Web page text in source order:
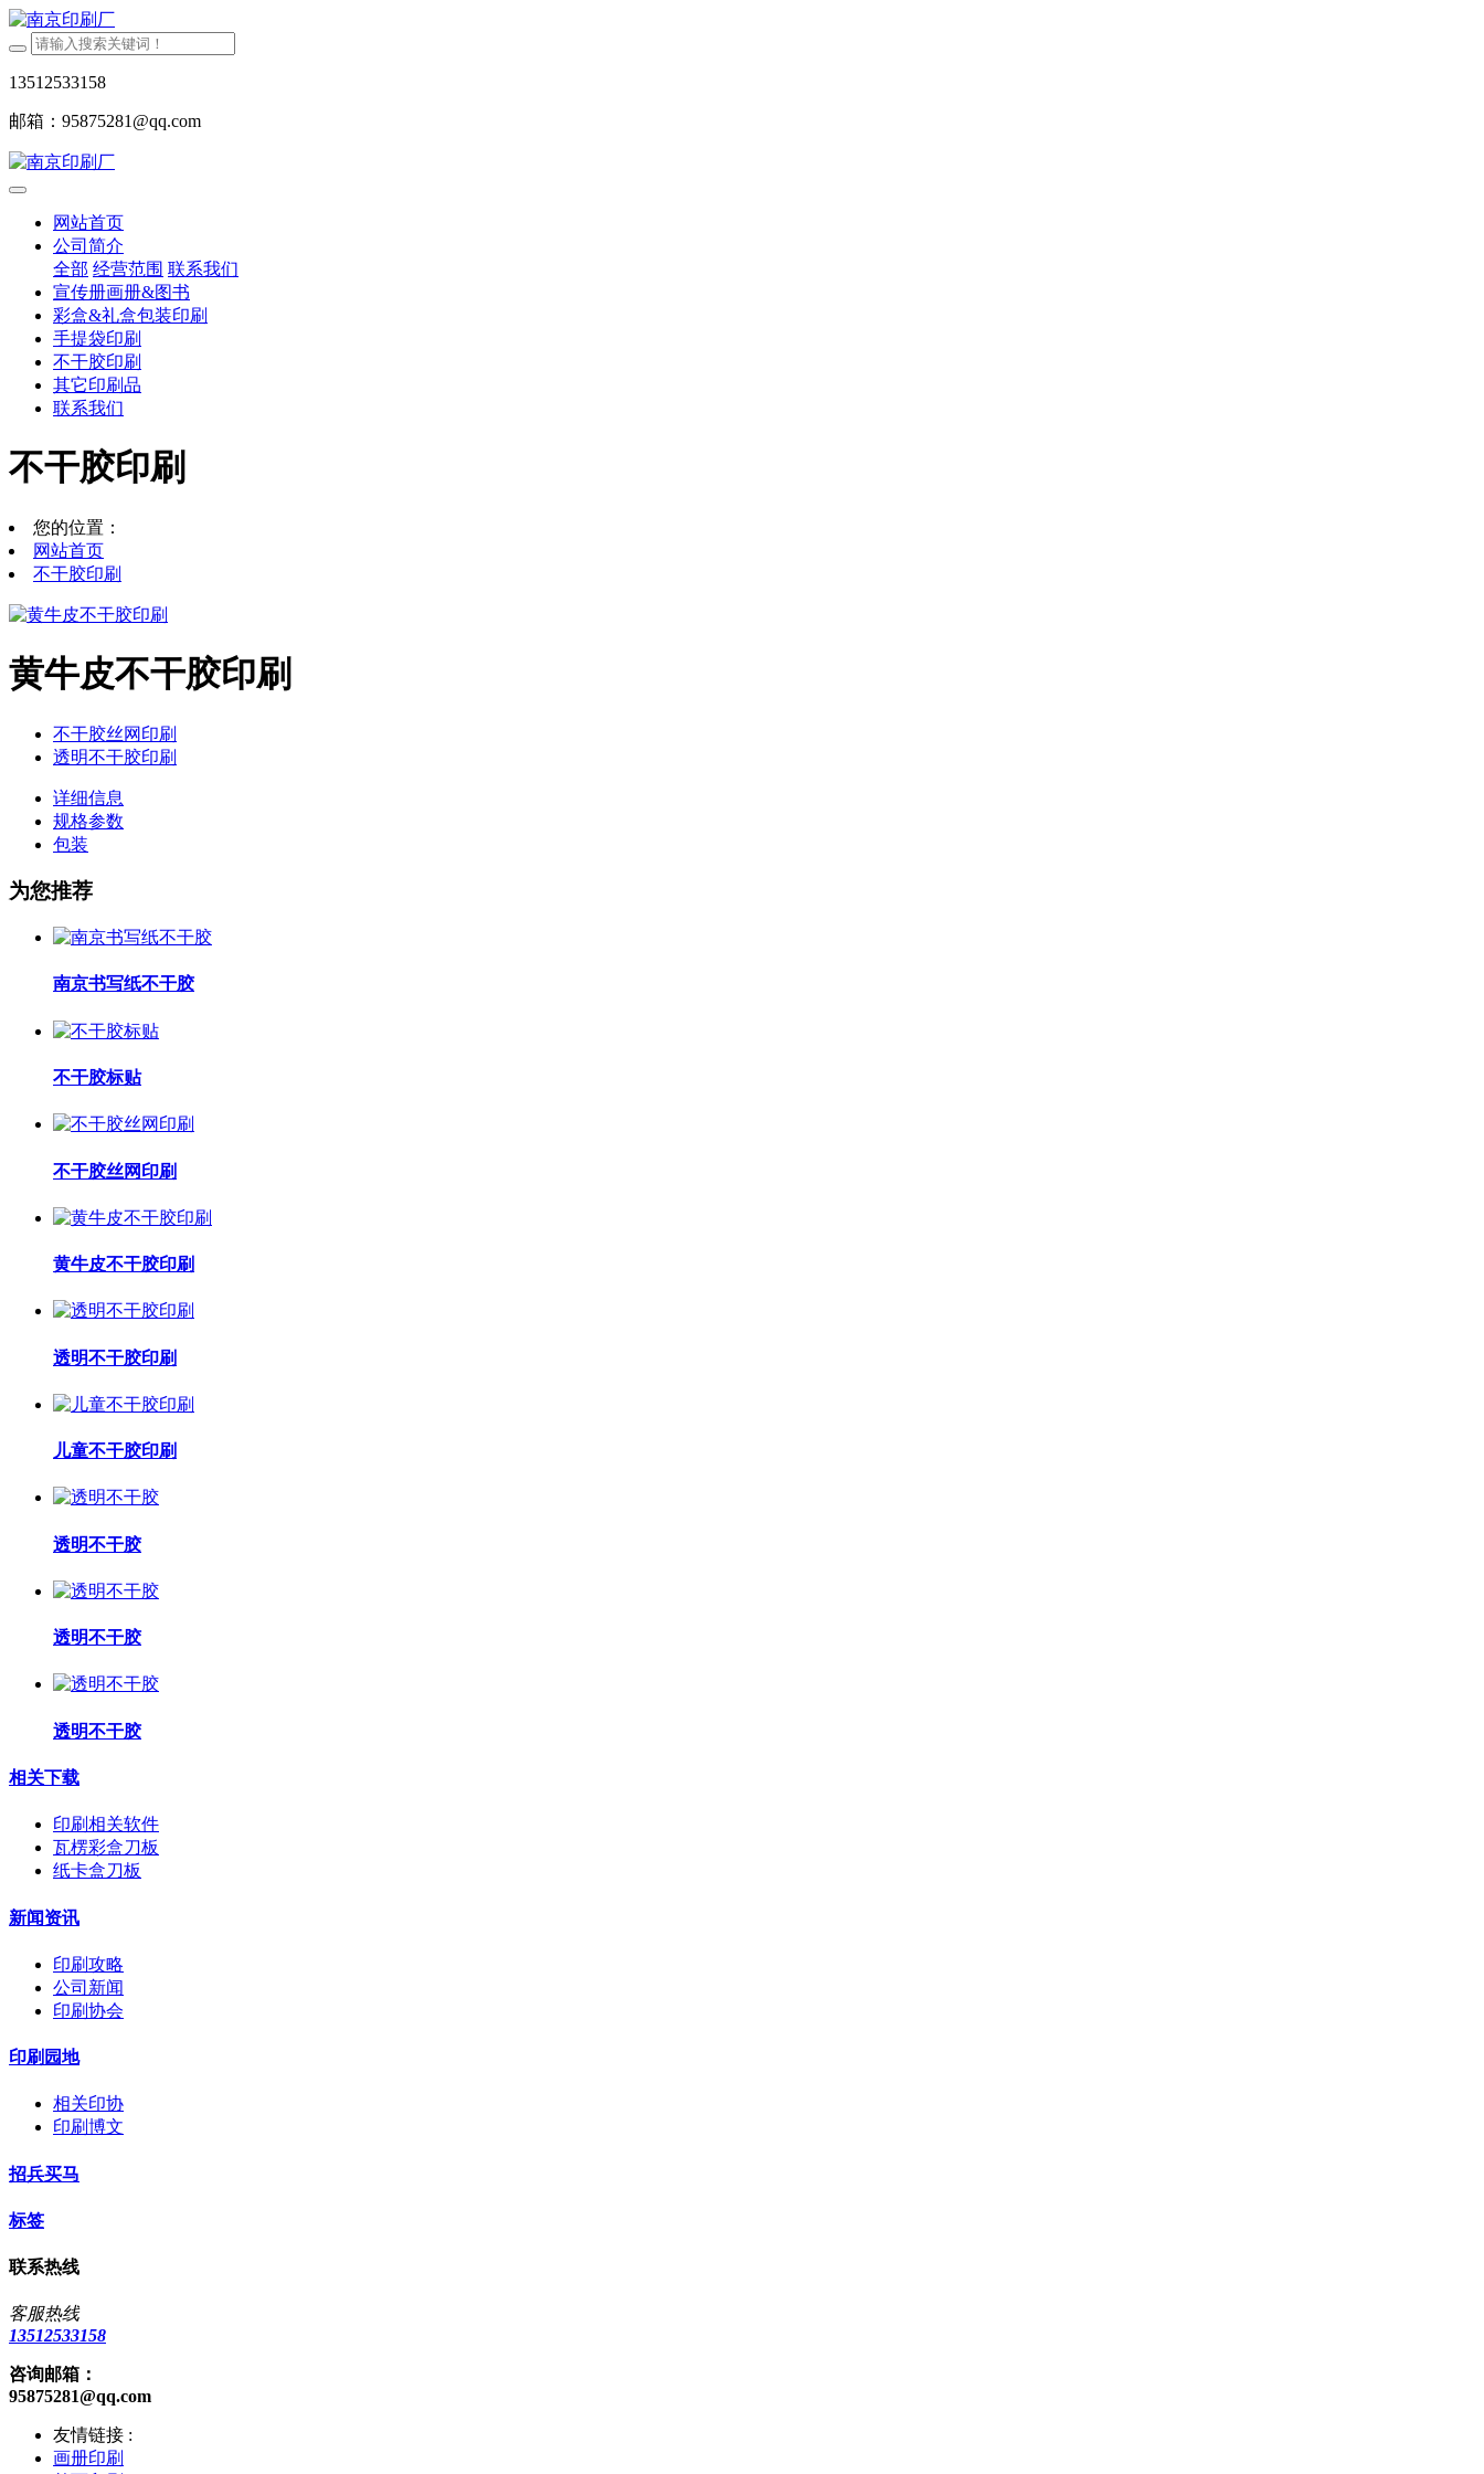
13512533158
邮箱：95875281@qq.com
网站首页
公司简介
全部 经营范围 联系我们
宣传册画册&图书
彩盒&礼盒包装印刷
手提袋印刷
不干胶印刷
其它印刷品
联系我们
不干胶印刷
您的位置：
网站首页
不干胶印刷
黄牛皮不干胶印刷
不干胶丝网印刷
透明不干胶印刷
详细信息
规格参数
包装
为您推荐
南京书写纸不干胶
不干胶标贴
不干胶丝网印刷
黄牛皮不干胶印刷
透明不干胶印刷
儿童不干胶印刷
透明不干胶
透明不干胶
透明不干胶
相关下载
印刷相关软件
瓦楞彩盒刀板
纸卡盒刀板
新闻资讯
印刷攻略
公司新闻
印刷协会
印刷园地
相关印协
印刷博文
招兵买马
标签
联系热线
客服热线
13512533158
咨询邮箱：
95875281@qq.com
友情链接 :
画册印刷